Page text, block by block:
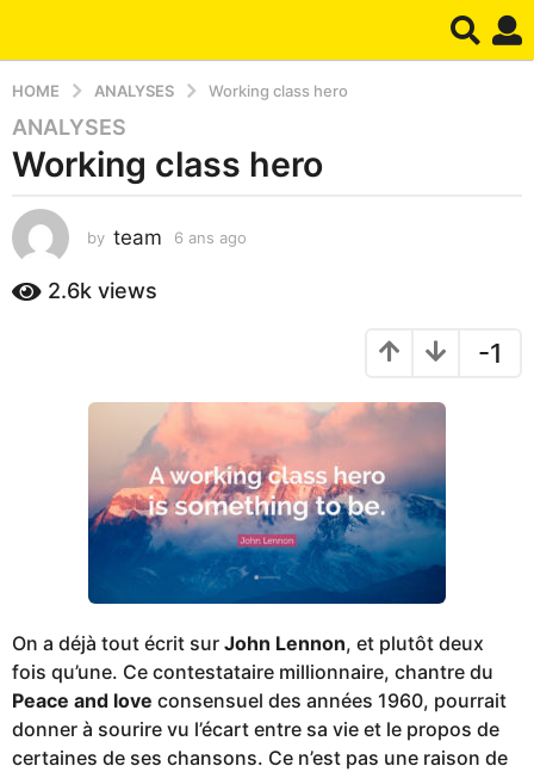
HOME ANALYSES Working class hero
6
a
s
a
o
ANALYSES
Working class hero
by team 6 ans ago
2.6k views
-1
On a déjà tout écrit sur John Lennon, et plutôt deux
fois qu’une. Ce contestataire millionnaire, chantre du
Peace and love consensuel des années 1960, pourrait
donner à sourire vu l’écart entre sa vie et le propos de
certaines de ses chansons. Ce n’est pas une raison de